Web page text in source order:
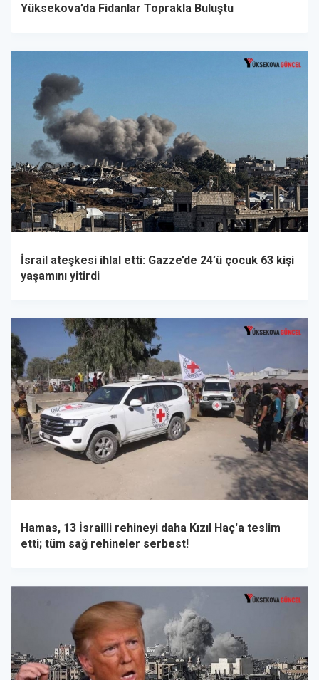
Yüksekova’da Fidanlar Toprakla Buluştu
İsrail ateşkesi ihlal etti: Gazze’de 24’ü çocuk 63 kişi
yaşamını yitirdi
Hamas, 13 İsrailli rehineyi daha Kızıl Haç'a teslim
etti; tüm sağ rehineler serbest!